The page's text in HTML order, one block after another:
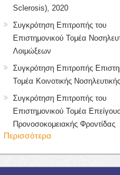
Sclerosis), 2020
Συγκρότηση Επιτροπής του
Επιστημονικού Τομέα
Λοιμώξεων
Συγκρότηση Επιτροπής
Τομέα Κοινοτικής Νοσηλευτικής
Συγκρότηση Επιτροπής του
Επιστημονικού Τομέα
Προνοσοκομειακής Φροντίδας
Περισσότερα